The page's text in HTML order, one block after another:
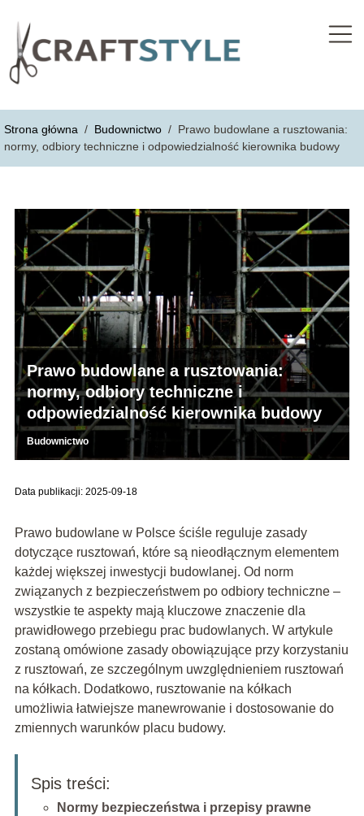
Strona główna / Budownictwo / Prawo budowlane a rusztowania:
normy, odbiory techniczne i odpowiedzialność kierownika budowy
Prawo budowlane a rusztowania:
normy, odbiory techniczne i
odpowiedzialność kierownika budowy
Budownictwo
Data publikacji: 2025-09-18
Prawo budowlane w Polsce ściśle reguluje zasady
dotyczące rusztowań, które są nieodłącznym elementem
każdej większej inwestycji budowlanej. Od norm
związanych z bezpieczeństwem po odbiory techniczne –
wszystkie te aspekty mają kluczowe znaczenie dla
prawidłowego przebiegu prac budowlanych. W artykule
zostaną omówione zasady obowiązujące przy korzystaniu
z rusztowań, ze szczególnym uwzględnieniem rusztowań
na kółkach. Dodatkowo, rusztowanie na kółkach
umożliwia łatwiejsze manewrowanie i dostosowanie do
zmiennych warunków placu budowy.
Spis treści:
Normy bezpieczeństwa i przepisy prawne